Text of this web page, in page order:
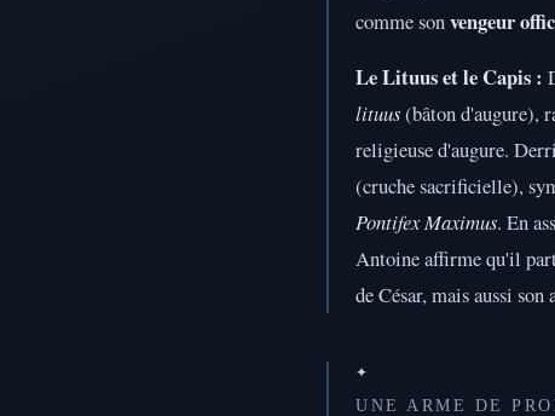
comme sonvengeur
Le Lituus et le Capis :
lituus(bâton d'augure),
religieuse d'augure.
(cruche sacrificielle),
Pontifex Maximus. En
Antoine affirme qu'il
de César, mais aussi
✦
UNE ARME DE